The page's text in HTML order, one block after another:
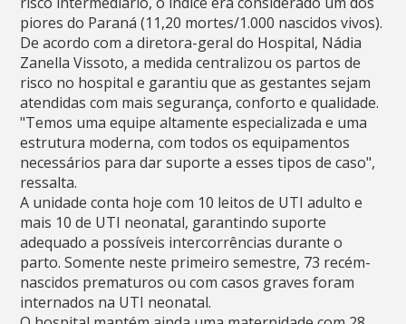
piores do Paraná (11,20 mortes/1.000 nascidos vivos).
De acordo com a diretora-geral do Hospital, Nádia
Zanella Vissoto, a medida centralizou os partos de
risco no hospital e garantiu que as gestantes sejam
atendidas com mais segurança, conforto e qualidade.
"Temos uma equipe altamente especializada e uma
estrutura moderna, com todos os equipamentos
necessários para dar suporte a esses tipos de caso",
ressalta.
A unidade conta hoje com 10 leitos de UTI adulto e
mais 10 de UTI neonatal, garantindo suporte
adequado a possíveis intercorrências durante o
parto. Somente neste primeiro semestre, 73 recém-
nascidos prematuros ou com casos graves foram
internados na UTI neonatal.